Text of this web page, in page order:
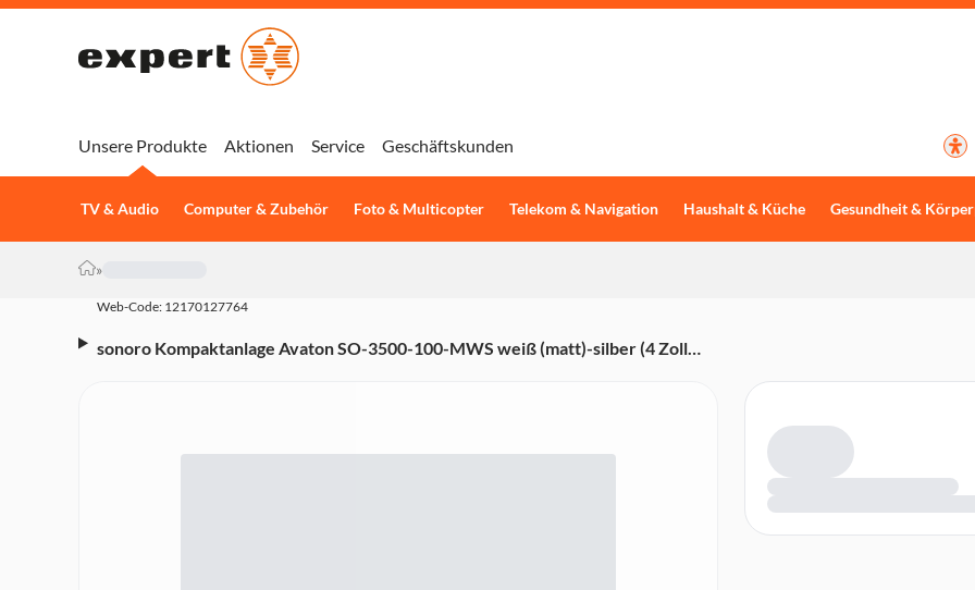
Unsere Produkte
TV & Audio Computer & Zubehör Foto & Multicopter Telekom & Navigation Haushalt & Küche Gesundheit &
Aktionen Service Geschäftskunden
»
Web-Code: 12170127764
sonoro Kompaktanlage Avaton SO-3500-100-MWS weiß (matt)-silber (4 Zoll